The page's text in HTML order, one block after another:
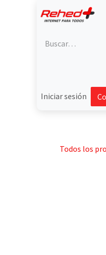
Iniciar sesión
Todos los